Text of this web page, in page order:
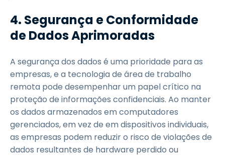
4. Segurança e Conformidade
de Dados Aprimoradas
A segurança dos dados é uma prioridade para as
empresas, e a tecnologia de área de trabalho
remota pode desempenhar um papel crítico na
proteção de informações confidenciais. Ao manter
os dados armazenados em computadores
gerenciados, em vez de em dispositivos individuais,
as empresas podem reduzir o risco de violações de
dados resultantes de hardware perdido ou